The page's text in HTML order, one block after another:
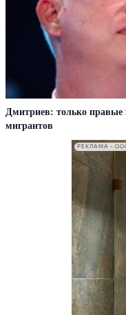
Дмитриев: только правые
мигрантов